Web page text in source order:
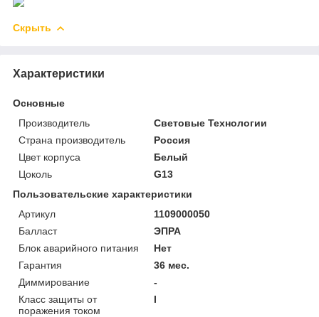
Скрыть
Характеристики
Основные
Производитель
Световые Технологии
Страна производитель
Россия
Цвет корпуса
Белый
Цоколь
G13
Пользовательские характеристики
Артикул
1109000050
Балласт
ЭПРА
Блок аварийного питания
Нет
Гарантия
36 мес.
Диммирование
-
Класс защиты от
поражения током
I